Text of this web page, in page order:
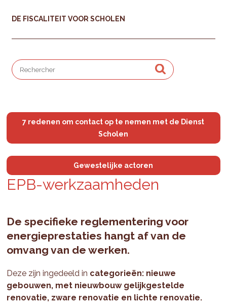
DE FISCALITEIT VOOR SCHOLEN
7 redenen om contact op te nemen met de Dienst
Scholen
Gewestelijke actoren
EPB-werk­zaam­he­den
De specifieke reglementering voor
energieprestaties hangt af van de
omvang van de werken.
Deze zijn ingedeeld in categorieën: nieuwe
gebouwen, met nieuwbouw gelijkgestelde
renovatie, zware renovatie en lichte renovatie.